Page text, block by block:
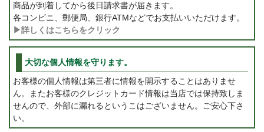
商品が到着してから後日請求書が届きます。
各コンビニ、郵便局、銀行ATMなどでお支払いいただけます。
▶詳しくはこちらをクリック
大切な個人情報を守ります。
お客様の個人情報は第三者に情報を開示することはありませ
ん。またお客様のクレジットカード情報は当店では保持致しま
せんので、外部に漏れるというこはございません。ご安心下さ
い。